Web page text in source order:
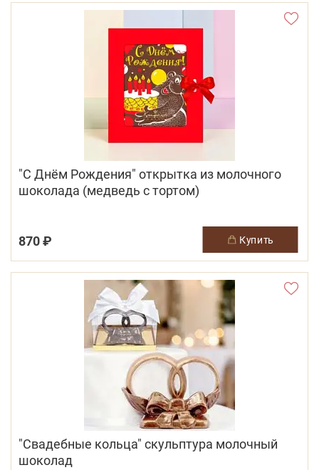
"С Днём Рождения" открытка из молочного
шоколада (медведь с тортом)
870 ₽ купить
"Свадебные кольца" скульптура молочный
шоколад